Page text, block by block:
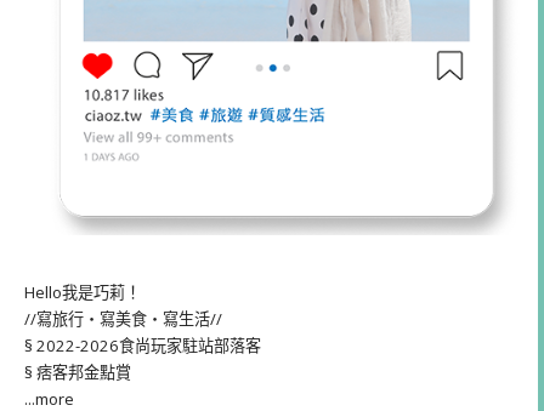
Hello我是巧莉！
//寫旅行・寫美食・寫生活//
§ 2022-2026食尚玩家駐站部落客
§ 痞客邦金點賞
...more